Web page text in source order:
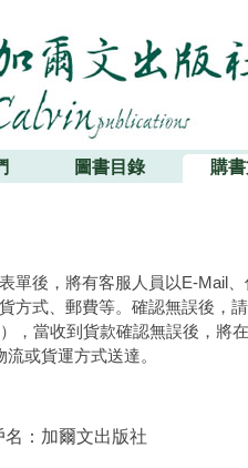
圖書目錄 購
單後，將有客服人員以E-Mail、
方式、郵費等。確認無誤後，
，當收到貨款確認無誤後，將
或貨運方式送達。
：加爾文出版社